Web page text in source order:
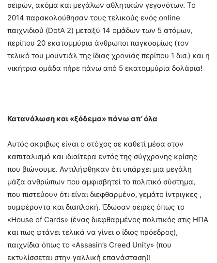
σειρών, ακόμα και μεγάλων αθλητικών γεγονότων. Το
2014 παρακολούθησαν τους τελικούς ενός online
παιχνιδιού (DotA 2) μεταξύ 14 ομάδων των 5 ατόμων,
περίπου 20 εκατομμύρια άνθρωποι παγκοσμίως (τον
τελικό του μουντιάλ της ίδιας χρονιάς περίπου 1 δισ.) και η
νικήτρια ομάδα πήρε πάνω από 5 εκατομμύρια δολάρια!
Κατανάλωση και «ξόδεμα» πάνω απ’ όλα
Αυτός ακριβώς είναι ο στόχος σε καθετί μέσα στον
καπιταλισμό και ιδιαίτερα εντός της σύγχρονης κρίσης
που βιώνουμε. Αντιλήφθηκαν ότι υπάρχει μια μεγάλη
μάζα ανθρώπων που αμφισβητεί το πολιτικό σύστημα,
που πιστεύουν ότι είναι διεφθαρμένο, γεμάτο ίντριγκες ,
συμφέροντα και διαπλοκή. Έδωσαν σειρές όπως το
«House of Cards» (ένας διεφθαρμένος πολιτικός στις ΗΠΑ
και πως φτάνει τελικά να γίνει ο ίδιος πρόεδρος),
παιχνίδια όπως το «Assasin’s Creed Unity» (που
εκτυλίσσεται στην γαλλική επανάσταση)!